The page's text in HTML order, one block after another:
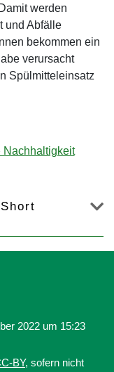
werden
und Abfälle
bekommen ein
verursacht
Spülmitteleinsatz
Nachhaltigkeit
2022 um 15:23
BY, sofern nicht